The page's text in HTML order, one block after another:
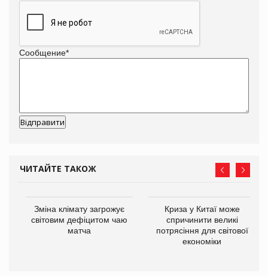
Сообщение*
ЧИТАЙТЕ ТАКОЖ
Зміна клімату загрожує
світовим дефіцитом чаю
матча
Криза у Китаї може
спричинити великі
потрясіння для світової
економіки